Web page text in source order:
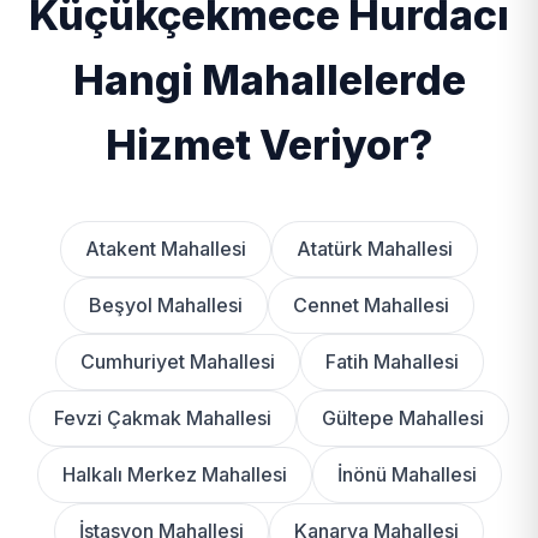
Küçükçekmece Hurdacı
Hangi Mahallelerde
Hizmet Veriyor?
Atakent Mahallesi Atatürk Mahallesi
Beşyol Mahallesi Cennet Mahallesi
Cumhuriyet Mahallesi Fatih Mahallesi
Fevzi Çakmak Mahallesi Gültepe Mahallesi
Halkalı Merkez Mahallesi İnönü Mahallesi
İstasyon Mahallesi Kanarya Mahallesi